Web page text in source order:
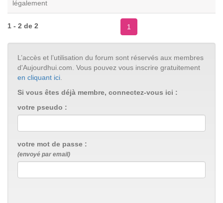
légalement
1 - 2 de 2 1
L’accès et l’utilisation du forum sont réservés aux membres
d'Aujourdhui.com. Vous pouvez vous inscrire gratuitement
en cliquant ici.
Si vous êtes déjà membre, connectez-vous ici :
votre pseudo :
votre mot de passe :
(envoyé par email)